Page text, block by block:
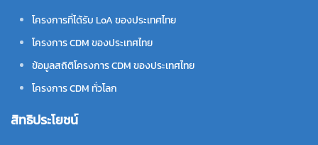
โครงการที่ได้รับ LoA ของประเทศไทย
โครงการ CDM ของประเทศไทย
ข้อมูลสถิติโครงการ CDM ของประเทศไทย
โครงการ CDM ทั่วโลก
สิทธิประโยชน์